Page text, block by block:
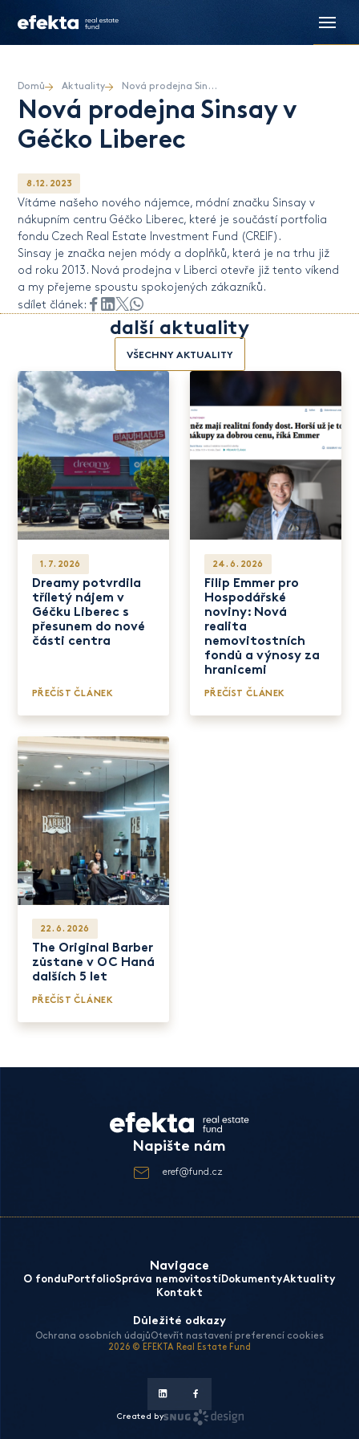
Domů Aktuality Nová prodejna Sinsay v Géčko Liberec
Nová prodejna Sinsay v
Géčko Liberec
8. 12. 2023
Vítáme našeho nového nájemce, módní značku Sinsay v
nákupním centru Géčko Liberec, které je součástí portfolia
fondu Czech Real Estate Investment Fund (CREIF).
Sinsay je značka nejen módy a doplňků, která je na trhu již
od roku 2013. Nová prodejna v Liberci otevře již tento víkend
a my přejeme spoustu spokojených zákazníků.
sdílet článek:
další aktuality
VŠECHNY AKTUALITY
1. 7. 2026
Dreamy potvrdila
tříletý nájem v
Géčku Liberec s
přesunem do nové
části centra
PŘEČÍST ČLÁNEK
24. 6. 2026
Filip Emmer pro
Hospodářské
noviny: Nová
realita
nemovitostních
fondů a výnosy za
hranicemi
PŘEČÍST ČLÁNEK
22. 6. 2026
The Original Barber
zůstane v OC Haná
dalších 5 let
PŘEČÍST ČLÁNEK
Napište nám
eref@fund.cz
Navigace
O fonduPortfolioSpráva nemovitostíDokumentyAktuality
Kontakt
Důležité odkazy
Ochrana osobních údajůOtevřít nastavení preferencí cookies
2026 © EFEKTA Real Estate Fund
Created by